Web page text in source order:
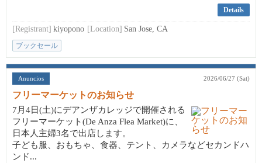
Details
[Registrant] kiyopono [Location] San Jose, CA
ブックセール
Anuncios 2026/06/27 (Sat)
フリーマーケットのお知らせ
7月4日(土)にデアンザカレッジで開催される
フリーマーケット(De Anza Flea Market)に、
日本人主婦3名で出店します。
子ども服、おもちゃ、食器、テント、カメラなどセカンドハ
ンド...